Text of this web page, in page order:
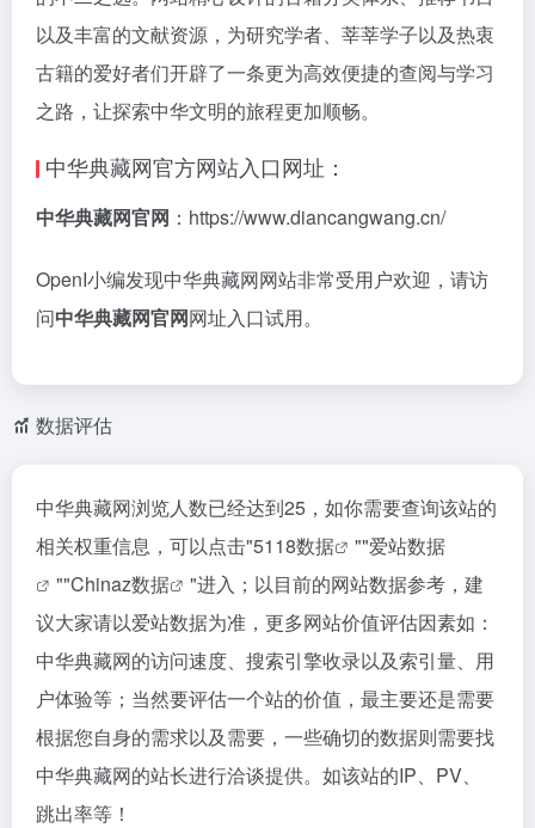
以及丰富的文献资源，为研究学者、莘莘学子以及热衷
古籍的爱好者们开辟了一条更为高效便捷的查阅与学习
之路，让探索中华文明的旅程更加顺畅。
中华典藏网官方网站入口网址：
中华典藏网官网 ：https://www.diancangwang.cn/
OpenI小编发现中华典藏网网站非常受用户欢迎，请访
问中华典藏网官网网址入口试用。
数据评估
中华典藏网浏览人数已经达到25，如你需要查询该站的
相关权重信息，可以点击"5118数据 ""爱站数据
""Chinaz数据
"进入；以目前的网站数据参考，建
议大家请以爱站数据为准，更多网站价值评估因素如：
中华典藏网的访问速度、搜索引擎收录以及索引量、用
户体验等；当然要评估一个站的价值，最主要还是需要
根据您自身的需求以及需要，一些确切的数据则需要找
中华典藏网的站长进行洽谈提供。如该站的IP、PV、
跳出率等！